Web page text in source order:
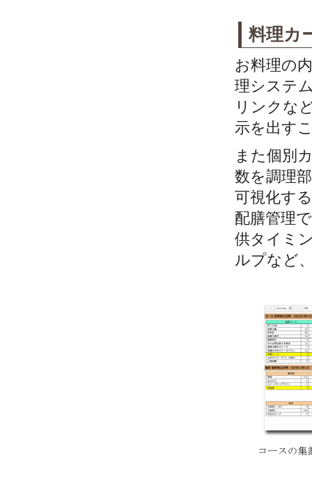
料理
お料理の
理システ
リンクな
示を出す
また個別
数を調理
可視化す
配膳管理
供タイミ
ルプなど